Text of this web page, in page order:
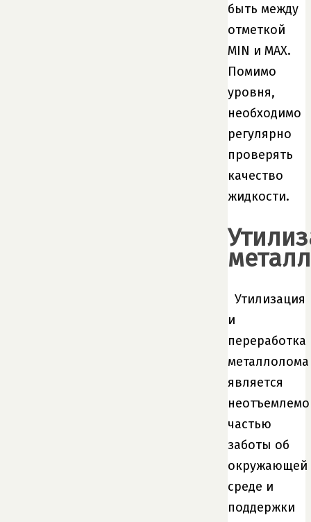
быть между
отметкой
MIN и MAX.
Помимо
уровня,
необходимо
регулярно
проверять
качество
жидкости.
Утилизация
и
переработка
металлолома
является
частью
заботы об
окружающей
среде и
поддержки